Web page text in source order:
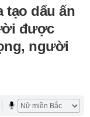
tạo dấu ấn
được
người